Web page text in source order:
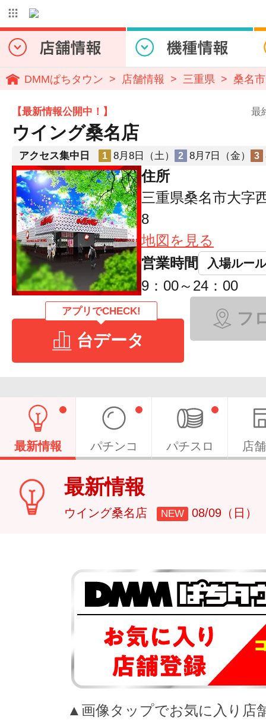
DMMぱちタウン 店舗情報 三重県 桑名市
【最新情報公開中！】
ウイング桑名店
最
アクセス集中日 1 8月8日（土） 2 8月7日（金） 3
住所
三重県桑名市大字
8
地図を見る
営業時間
入場ルール
9：00～24：00
アプリでCHECK!
台データ
フ
最新情報 パチンコ パチスロ 店
最新情報
ウイング桑名店 NEW 08/09（日）
▲画像タップでお気に入り店